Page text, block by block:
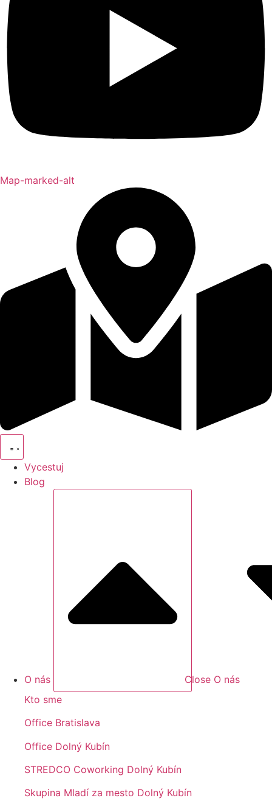
Map-marked-alt
Vycestuj
Blog
O nás
Close O nás
Kto sme
Office Bratislava
Office Dolný Kubín
STREDCO Coworking Dolný Kubín
Skupina Mladí za mesto Dolný Kubín